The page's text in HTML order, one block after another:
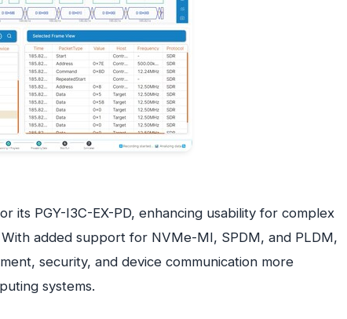
its PGY-I3C-EX-PD, enhancing usability for complex
added support for NVMe-MI, SPDM, and PLDM,
security, and device communication more
systems.